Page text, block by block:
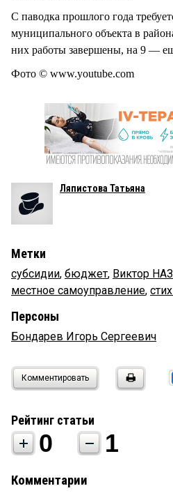
С паводка прошлого года
муниципального объекта в
них работы завершены, на 9 —
Фото © www.youtube.com
Ляпистова Татьяна
Метки
субсидии, бюджет, Виктор
местное самоуправление,
Персоны
Бондарев Игорь Сергеевич
Комментировать
Рейтинг статьи
0 1
Комментарии